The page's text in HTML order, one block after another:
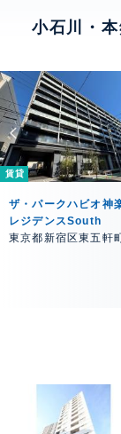
小石川・
賃貸
ザ・パークハビオ神
レジデンスSouth
東京都新宿区東五軒